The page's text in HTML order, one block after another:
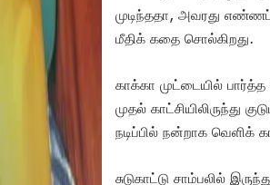
முடிந்ததா, அவரது
மீதிக் கதை சொல்கிறது.
காக்கா முட்டையில்
முதல் காட்சியிலிருந்து
நடிப்பில் நன்றாக வெளிக்
சுடுகாட்டு சாம்பலில்